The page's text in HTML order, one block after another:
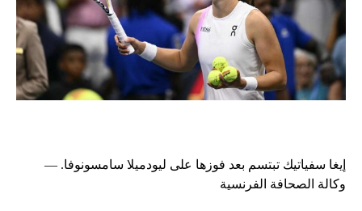
إيغا سفياتيك تبتسم بعد فوزها على ليودميلا سامسونوفا. —
وكالة الصحافة الفرنسية